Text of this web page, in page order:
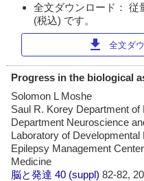
全文ダウンロード： 従
(税込) です。
download 全文ダ
Progress in the biological
Solomon L Moshe
Saul R. Korey Department
Department Neuroscience
Laboratory of
Epilepsy Management
Medicine
脳と発達 40 (suppl)82-82,